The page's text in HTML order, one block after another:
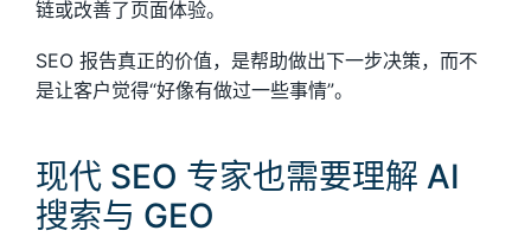
链或改善了页面体验。
SEO 报告真正的价值，是帮助做出下一步决策，而不
是让客户觉得“好像有做过一些事情”。
现代 SEO 专家也需要理解 AI
搜索与 GEO